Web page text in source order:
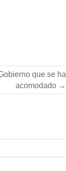
que se ha
acomodado